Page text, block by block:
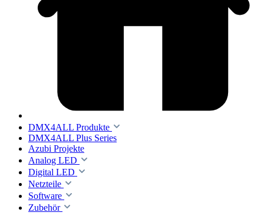
DMX4ALL Produkte
DMX4ALL Plus Series
Azubi Projekte
Analog LED
Digital LED
Netzteile
Software
Zubehör